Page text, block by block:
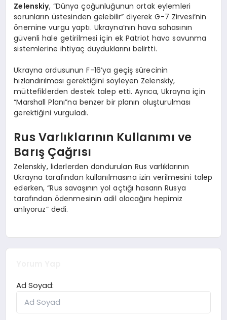
Zelenskiy, “Dünya çoğunluğunun ortak eylemleri
sorunların üstesinden gelebilir” diyerek G-7 Zirvesi’nin
önemine vurgu yaptı. Ukrayna’nın hava sahasının
güvenli hale getirilmesi için ek Patriot hava savunma
sistemlerine ihtiyaç duyduklarını belirtti.
Ukrayna ordusunun F-16’ya geçiş sürecinin
hızlandırılması gerektiğini söyleyen Zelenskiy,
müttefiklerden destek talep etti. Ayrıca, Ukrayna için
“Marshall Planı”na benzer bir planın oluşturulması
gerektiğini vurguladı.
Rus Varlıklarının Kullanımı ve
Barış Çağrısı
Zelenskiy, liderlerden dondurulan Rus varlıklarının
Ukrayna tarafından kullanılmasına izin verilmesini talep
ederken, “Rus savaşının yol açtığı hasarın Rusya
tarafından ödenmesinin adil olacağını hepimiz
anlıyoruz” dedi.
Ad Soyad: